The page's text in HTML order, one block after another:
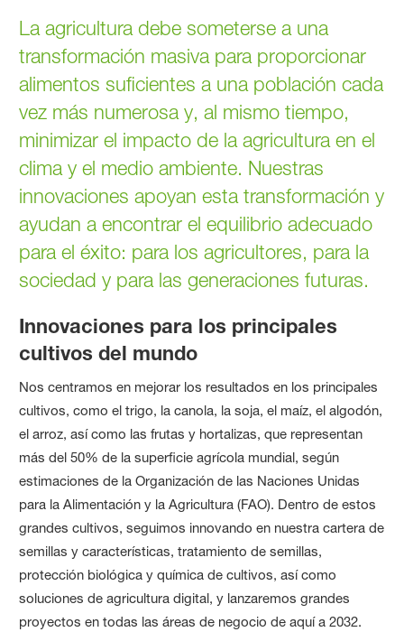
La agricultura debe someterse a una
transformación masiva para proporcionar
alimentos suficientes a una población cada
vez más numerosa y, al mismo tiempo,
minimizar el impacto de la agricultura en el
clima y el medio ambiente. Nuestras
innovaciones apoyan esta transformación y
ayudan a encontrar el equilibrio adecuado
para el éxito: para los agricultores, para la
sociedad y para las generaciones futuras.
Innovaciones para los principales
cultivos del mundo
Nos centramos en mejorar los resultados en los principales
cultivos, como el trigo, la canola, la soja, el maíz, el algodón,
el arroz, así como las frutas y hortalizas, que representan
más del 50% de la superficie agrícola mundial, según
estimaciones de la Organización de las Naciones Unidas
para la Alimentación y la Agricultura (FAO). Dentro de estos
grandes cultivos, seguimos innovando en nuestra cartera de
semillas y características, tratamiento de semillas,
protección biológica y química de cultivos, así como
soluciones de agricultura digital, y lanzaremos grandes
proyectos en todas las áreas de negocio de aquí a 2032.